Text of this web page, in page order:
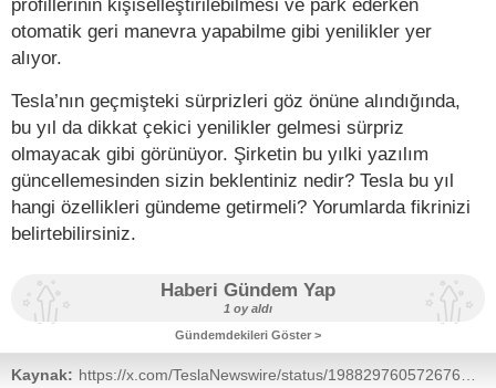
profillerinin kişiselleştirilebilmesi ve park ederken
otomatik geri manevra yapabilme gibi yenilikler yer
alıyor.
Tesla’nın geçmişteki sürprizleri göz önüne alındığında,
bu yıl da dikkat çekici yenilikler gelmesi sürpriz
olmayacak gibi görünüyor. Şirketin bu yılki yazılım
güncellemesinden sizin beklentiniz nedir? Tesla bu yıl
hangi özellikleri gündeme getirmeli? Yorumlarda fikrinizi
belirtebilirsiniz.
Haberi Gündem Yap
1 oy aldı
Gündemdekileri Göster >
Kaynak: